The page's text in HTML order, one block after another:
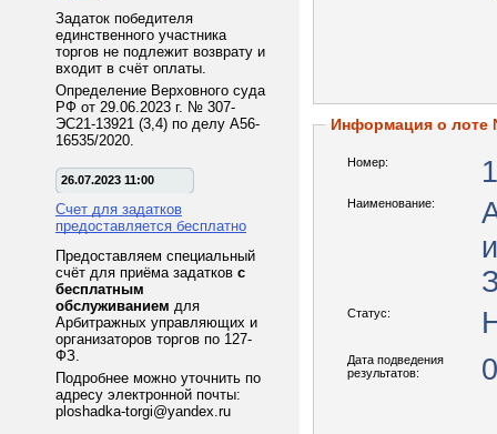
Задаток победителя
единственного участника
торгов не подлежит возврату и
входит в счёт оплаты.
Определение Верховного суда
РФ от 29.06.2023 г. № 307-
ЭС21-13921 (3,4) по делу А56-
16535/2020.
26.07.2023 11:00
Счет для задатков
предоставляется бесплатно
Предоставляем специальный
счёт для приёма задатков с
бесплатным
обслуживанием для
Арбитражных управляющих и
организаторов торгов по 127-
ФЗ.
Подробнее можно уточнить по
адресу электронной почты:
ploshadka-torgi@yandex.ru
Информация о лоте
Номер: 1
Наименование:
Статус:
Дата подведения
результатов: